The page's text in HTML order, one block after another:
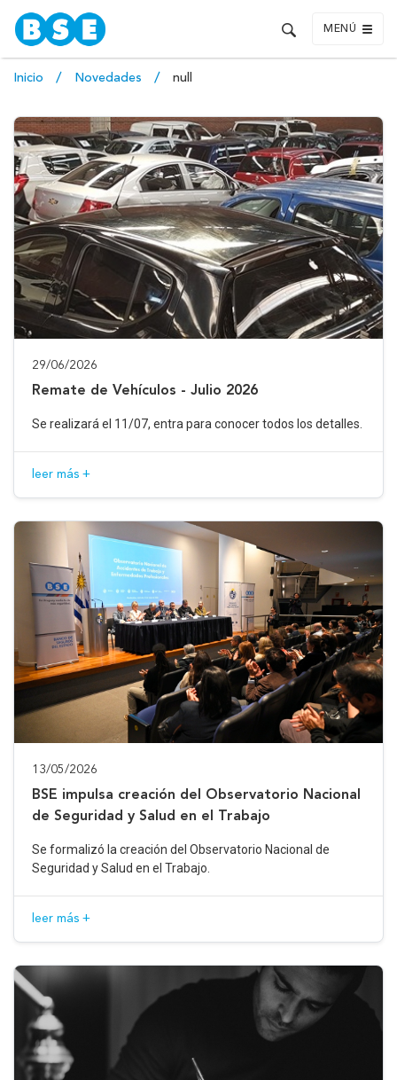
MENÚ
Inicio Novedades null
29/06/2026
Remate de Vehículos - Julio 2026
Se realizará el 11/07, entra para conocer todos los detalles.
leer más +
13/05/2026
BSE impulsa creación del Observatorio Nacional
de Seguridad y Salud en el Trabajo
Se formalizó la creación del Observatorio Nacional de
Seguridad y Salud en el Trabajo.
leer más +